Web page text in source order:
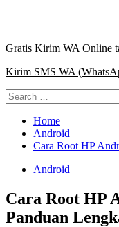
Gratis Kirim WA Online
Primary
Kirim SMS WA
Search
for:
Home
Android
Cara Root HP
Android
Cara Root HP
Panduan